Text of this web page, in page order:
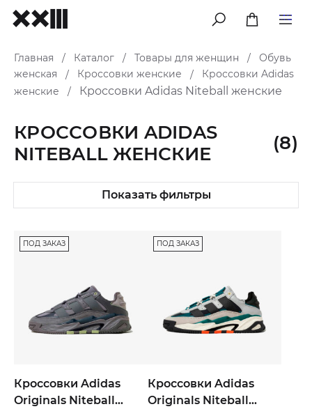
меню
Главная / Каталог / Товары для женщин /
Обувь
женская
/ Кроссовки женские /
Кроссовки Adidas
женские
/ Кроссовки Adidas Niteball женские
КРОССОВКИ ADIDAS
NITEBALL ЖЕНСКИЕ
(8)
Показать фильтры
ПОД ЗАКАЗ
Кроссовки Adidas
Originals Niteball
ПОД ЗАКАЗ
Кроссовки Adidas
Originals Niteball